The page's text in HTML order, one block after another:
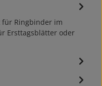
Ringbinder im
Ersttagsblätter oder